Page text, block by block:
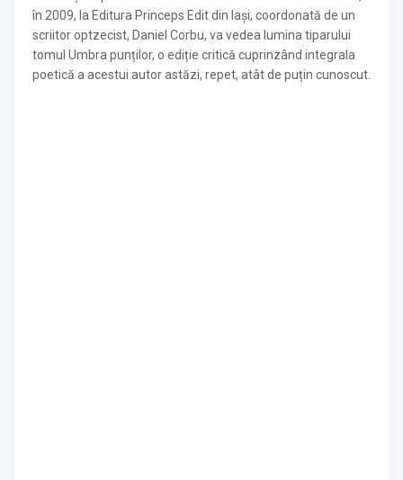
în 2009, la Editura Princeps Edit din Iași, coordonată de un
scriitor optzecist, Daniel Corbu, va vedea lumina tiparului
tomul Umbra punților, o ediție critică cuprinzând integrala
poetică a acestui autor astăzi, repet, atât de puțin cunoscut.